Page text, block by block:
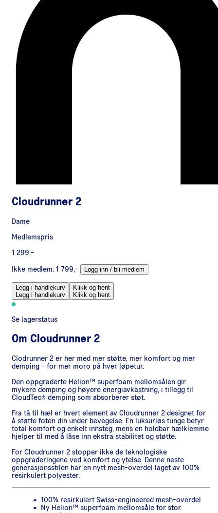
Cloudrunner 2
Dame
Medlemspris
1 299,-
Ikke medlem: 1 799,- Logg inn / bli medlem
Legg i handlekurv
Legg i handlekurv
Klikk og hent
Klikk og hent
Se lagerstatus
Om Cloudrunner 2
Clodrunner 2 er her med mer støtte, mer komfort og mer
demping - for mer moro på hver løpetur.
Den oppgraderte Helion™ superfoam mellomsålen gir
mykere demping og høyere energiavkastning, i tillegg til
CloudTec® demping som absorberer støt.
Fra tå til hæl er hvert element av Cloudrunner 2 designet for
å støtte foten din under bevegelse. En luksuriøs tunge betyr
total komfort og enkelt innsteg, mens en holdbar hælklemme
hjelper til med å låse inn ekstra stabilitet og støtte.
For Cloudrunner 2 stopper ikke de teknologiske
oppgraderingene ved komfort og ytelse. Denne neste
generasjonsstilen har en nytt mesh-overdel laget av 100%
resirkulert polyester.
100% resirkulert Swiss-engineered mesh-overdel
Ny Helion™ superfoam mellomsåle for stor